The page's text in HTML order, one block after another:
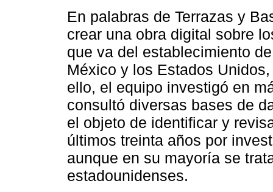
En palabras de Terrazas y
crear una obra digital sobre
que va del establecimiento
México y los Estados
ello, el equipo investigó en
consultó diversas bases de
el objeto de identificar y
últimos treinta años por
aunque en su mayoría se
estadounidenses.